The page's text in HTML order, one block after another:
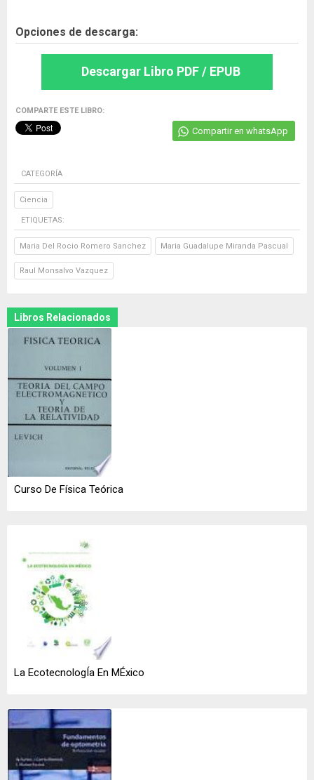
Opciones de descarga:
Descargar Libro PDF / EPUB
COMPARTE ESTE LIBRO:
Compartir en whatsApp
CATEGORÍA
Ciencia
ETIQUETAS:
Maria Del Rocio Romero Sanchez Maria Guadalupe Miranda Pascual
Raul Monsalvo Vazquez
Libros Relacionados
Curso De Física Teórica
La EcotecnologÍa En MÉxico